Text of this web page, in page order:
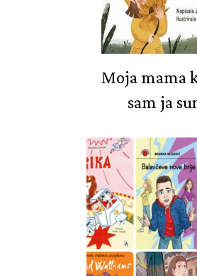
Moja mama
sam ja